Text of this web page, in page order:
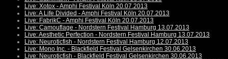
Live: Xotox - Amphi Festival Köln 20.07.2013
Live: A Life Divided - Amphi Festival Köln 20.07.2013
Live: FabrikC - Amphi Festival Köln 20.07.2013
Live: Camouflage - Nordstern Festival Hamburg 13.07.2013
Live: Aesthetic Perfection - Nordstern Festival Hamburg 13.07.2013
Live: Neuroticfish - Nordstern Festival Hamburg 12.07.2013
Live: Mono Inc. - Blackfield Festival Gelsenkirchen 30.06.2013
Live: Neuroticfish - Blackfield Festival Gelsenkirchen 30.06.2013